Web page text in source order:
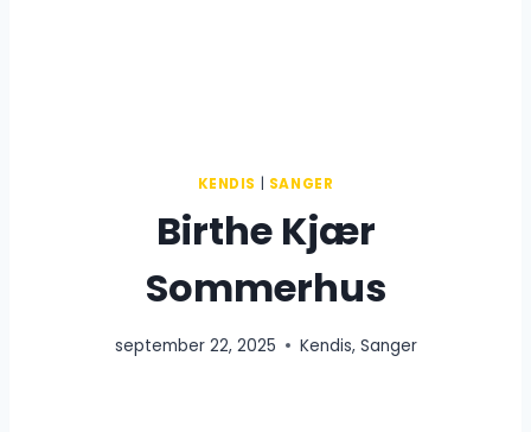
KENDIS SANGER
Birthe Kjær
Sommerhus
september 22, 2025 Kendis, Sanger